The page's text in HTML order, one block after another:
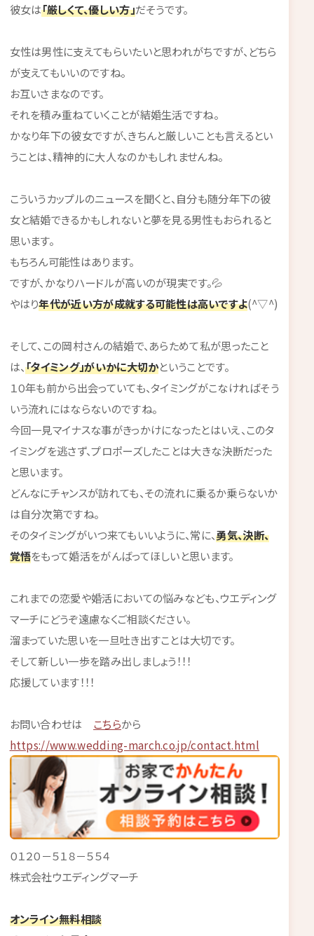
彼女は「厳しくて、優しい方」だそうです。
女性は男性に支えてもらいたいと思われがちですが、どちら
が支えてもいいのですね。
お互いさまなのです。
それを積み重ねていくことが結婚生活ですね。
かなり年下の彼女ですが、きちんと厳しいことも言えるとい
うことは、精神的に大人なのかもしれませんね。
こういうカップルのニュースを聞くと、自分も随分年下の彼
女と結婚できるかもしれないと夢を見る男性もおられると
思います。
もちろん可能性はあります。
ですが、かなりハードルが高いのが現実です。💦
やはり年代が近い方が成就する可能性は高いですよ(^▽^)
そして、この岡村さんの結婚で、あらためて私が思ったこと
は、「タイミング」がいかに大切かということです。
１０年も前から出会っていても、タイミングがこなければそう
いう流れにはならないのですね。
今回一見マイナスな事がきっかけになったとはいえ、このタ
イミングを逃さず、プロポーズしたことは大きな決断だった
と思います。
どんなにチャンスが訪れても、その流れに乗るか乗らないか
は自分次第ですね。
そのタイミングがいつ来てもいいように、常に、勇気、決断、
覚悟をもって婚活をがんばってほしいと思います。
これまでの恋愛や婚活においての悩みなども、ウエディング
マーチにどうぞ遠慮なくご相談ください。
溜まっていた思いを一旦吐き出すことは大切です。
そして新しい一歩を踏み出しましょう！！！
応援しています！！！
お問い合わせは こちらから
https://www.wedding-march.co.jp/contact.html
０１２０－５１８－５５４
株式会社ウエディングマーチ
オンライン無料相談